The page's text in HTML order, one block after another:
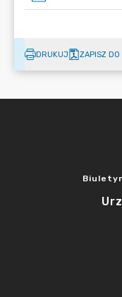
DRUKUJ ZAPISZ DO